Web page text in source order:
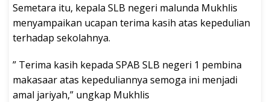
Semetara itu, kepala SLB negeri malunda Mukhlis
menyampaikan ucapan terima kasih atas kepedulian
terhadap sekolahnya.
” Terima kasih kepada SPAB SLB negeri 1 pembina
makasaar atas kepeduliannya semoga ini menjadi
amal jariyah,” ungkap Mukhlis